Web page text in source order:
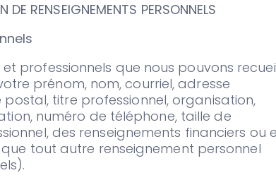
RENSEIGNEMENTS PERSONNELS
professionnels que nous pouvons
prénom, nom, courriel, adresse
titre professionnel, organisation,
numéro de téléphone, taille de
des renseignements financiers ou
tout autre renseignement personnel